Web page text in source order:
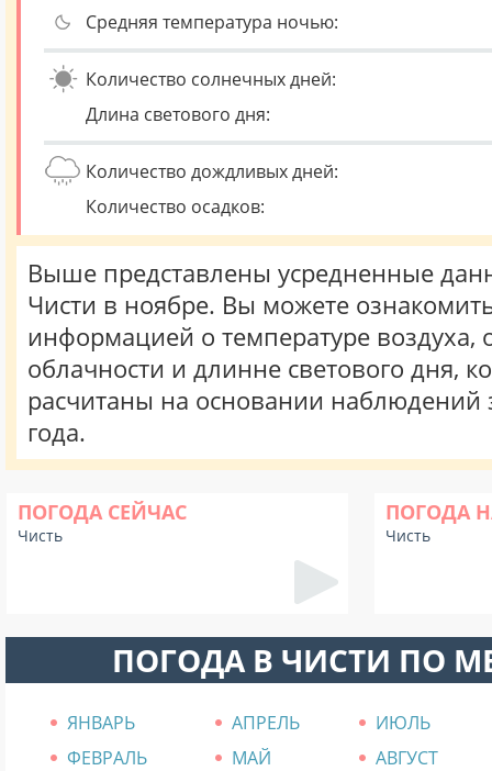
Средняя температура ночью:
Количество солнечных дней:
Длина светового дня:
Количество дождливых дней:
Количество осадков:
Выше представлены усредненные
Чисти в ноябре. Вы можете
информацией о температуре воздуха,
облачности и длинне светового дня,
расчитаны на основании наблюдений
года.
ПОГОДА СЕЙЧАС
Чисть
ПОГОДА
Чисть
ПОГОДА В ЧИСТИ ПО
ЯНВАРЬ АПРЕЛЬ
ИЮЛЬ
ФЕВРАЛЬ
МАЙ
АВГУСТ